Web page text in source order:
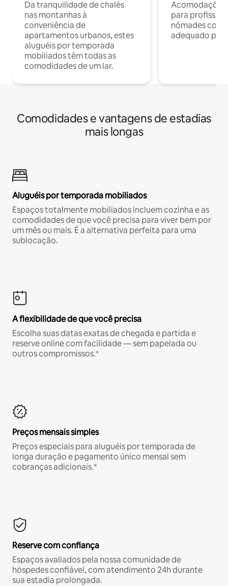
Da tranquilidade de chalés
nas montanhas à
conveniência de
apartamentos urbanos, estes
aluguéis por temporada
mobiliados têm todas as
comodidades de um lar.
para
nômades com
adequado
Comodidades e vantagens de estadias
mais longas
Aluguéis por temporada mobiliados
Espaços totalmente mobiliados incluem cozinha e as
comodidades de que você precisa para viver bem por
um mês ou mais. É a alternativa perfeita para uma
sublocação.
A flexibilidade de que você precisa
Escolha suas datas exatas de chegada e partida e
reserve online com facilidade — sem papelada ou
outros compromissos.*
Preços mensais simples
Preços especiais para aluguéis por temporada de
longa duração e pagamento único mensal sem
cobranças adicionais.*
Reserve com confiança
Espaços avaliados pela nossa comunidade de
hóspedes confiável, com atendimento 24h durante
sua estadia prolongada.